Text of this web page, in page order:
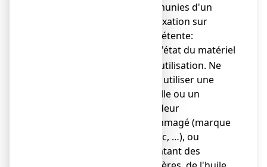
c) pour les bouteilles munies d'un
robinet classique pour fixation sur
l'étrier du dispositif de détente:
vérifier l'état du matériel
avant utilisation. Ne
jamais utiliser une
bouteille ou un
détendeur
endommagé (marque
de choc, …), ou
présentant des